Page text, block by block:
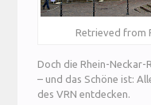
Retrieved from
Doch die Rhein-
– und das Schöne ist:
des VRN entdecken.